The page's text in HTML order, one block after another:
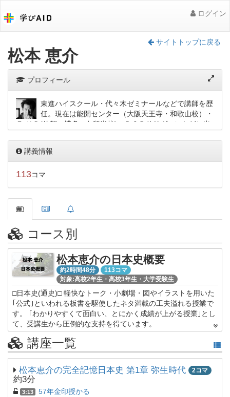
ログイン
サイトトップに戻る
松本 恵介
プロフィール
東進ハイスクール・代々木ゼミナールなどで講師を歴
任。現在は能開センター（大阪天王寺・和歌山校）・
Ｚ-ＵＰ(佐賀・博多・久留米校)・ＲＧＢサリヴァンなどに出
軽快なトーク、小劇場、図・イラストを用いた｢公式｣といわ
ら｢燃える日本史（通称モエニホ）｣の名で呼ばれ、｢わかりや
著者に『カリスマ講師の日本一成績が上がる魔法の日本史ノ
講義情報
113コマ
コース別
松本恵介の日本史概要
約2時間48分
113コマ
対象:高校2年生・高校3年生・大学受験生
□日本史(通史)□ 軽快なトーク・小劇場・図やイラストを用いた
｢公式｣といわれる板書を駆使したネタ満載の工夫溢れる授業で
す。 ｢わかりやすくて面白い、とにかく成績が上がる授業｣とし
て、受講生から圧倒的な支持を得ています。
講座一覧
松本恵介の完全記憶日本史 第1章 弥生時代 2コマ
約3分
3:13 57年金印授かる